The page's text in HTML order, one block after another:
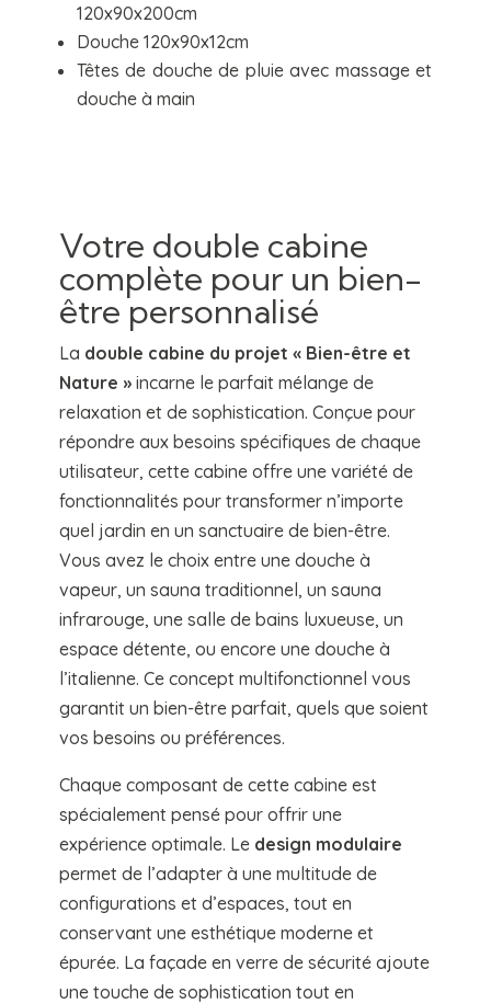
120x90x200cm
Douche 120x90x12cm
Têtes de douche de pluie avec massage et
douche à main
Votre double cabine
complète pour un bien-
être personnalisé
La double cabine du projet « Bien-être et
Nature »incarne le parfait mélange de
relaxation et de sophistication. Conçue pour
répondre aux besoins spécifiques de chaque
utilisateur, cette cabine offre une variété de
fonctionnalités pour transformer n’importe
quel jardin en un sanctuaire de bien-être.
Vous avez le choix entre une douche à
vapeur, un sauna traditionnel, un sauna
infrarouge, une salle de bains luxueuse, un
espace détente, ou encore une douche à
l’italienne. Ce concept multifonctionnel vous
garantit un bien-être parfait, quels que soient
vos besoins ou préférences.
Chaque composant de cette cabine est
spécialement pensé pour offrir une
expérience optimale. Le design modulaire
permet de l’adapter à une multitude de
configurations et d’espaces, tout en
conservant une esthétique moderne et
épurée. La façade en verre de sécurité ajoute
une touche de sophistication tout en